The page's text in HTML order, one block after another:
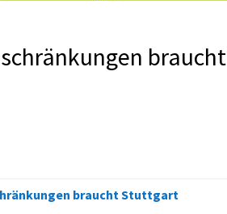
braucht
braucht Stuttgart